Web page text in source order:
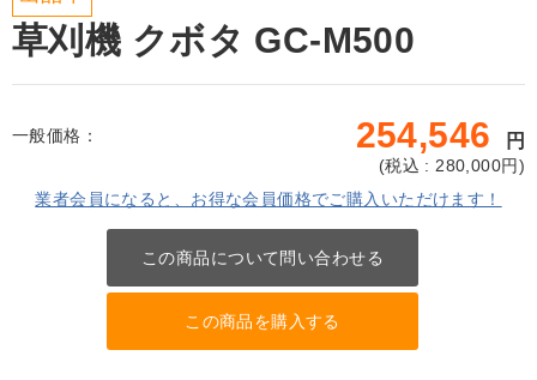
草刈機 クボタ GC-M500
一般価格： 254,546 円
(税込 : 280,000円)
業者会員になると、お得な会員価格でご購入いただけます！
この商品について問い合わせる
この商品を購入する